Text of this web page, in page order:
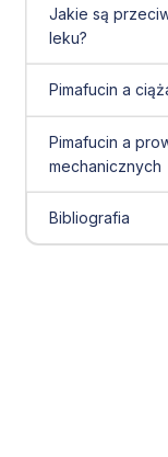
Jakie są
leku?
Pimafucin a
Pimafucin a
mechanicznych
Bibliografia